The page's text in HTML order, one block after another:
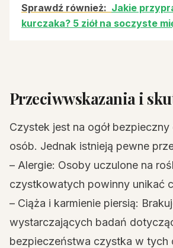
Sprawdź również: Jakie
kurczaka? 5 ziół na soczyste
Przeciwwskazania i
Czystek jest na ogół
osób. Jednak istnieją pewne
– Alergie: Osoby uczulone na
czystkowatych powinny unikać
– Ciąża i karmienie piersią:
wystarczających badań
bezpieczeństwa czystka w tych